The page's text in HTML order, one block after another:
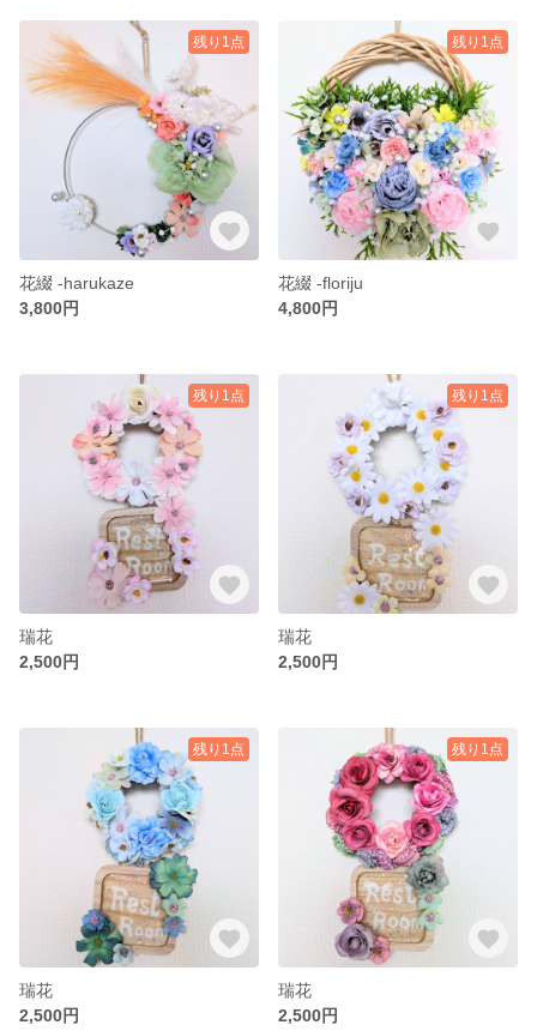
残り1点
花綴 -harukaze
3,800円
残り1点
花綴 -floriju
4,800円
残り1点
瑞花
2,500円
残り1点
瑞花
2,500円
残り1点
瑞花
2,500円
残り1点
瑞花
2,500円